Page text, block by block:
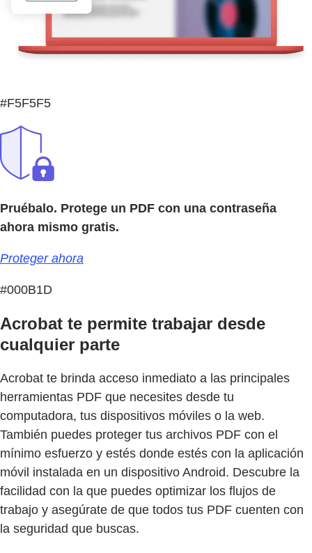
#F5F5F5
Pruébalo. Protege un PDF con una contraseña
ahora mismo gratis.
Proteger ahora
#000B1D
Acrobat te permite trabajar desde
cualquier parte
Acrobat te brinda acceso inmediato a las principales
herramientas PDF que necesites desde tu
computadora, tus dispositivos móviles o la web.
También puedes proteger tus archivos PDF con el
mínimo esfuerzo y estés donde estés con la aplicación
móvil instalada en un dispositivo Android. Descubre la
facilidad con la que puedes optimizar los flujos de
trabajo y asegúrate de que todos tus PDF cuenten con
la seguridad que buscas.